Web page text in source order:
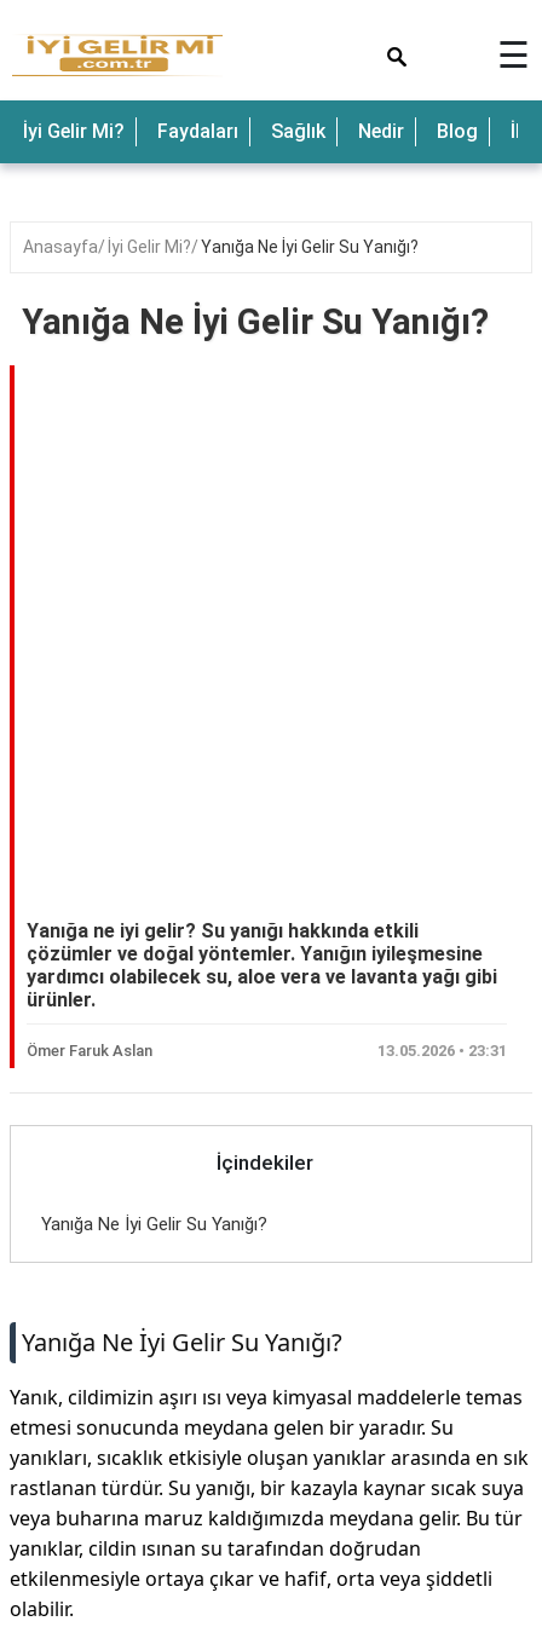
☰
İyi Gelir Mi? Faydaları Sağlık Nedir Blog
Anasayfa İyi Gelir Mi? Yanığa Ne İyi Gelir Su Yanığı?
Yanığa Ne İyi Gelir Su Yanığı?
Yanığa ne iyi gelir? Su yanığı hakkında etkili
çözümler ve doğal yöntemler. Yanığın iyileşmesine
yardımcı olabilecek su, aloe vera ve lavanta yağı gibi
ürünler.
Ömer Faruk Aslan 13.05.2026 • 23:31
İçindekiler
Yanığa Ne İyi Gelir Su Yanığı?
Yanığa Ne İyi Gelir Su Yanığı?
Yanık, cildimizin aşırı ısı veya kimyasal maddelerle temas
etmesi sonucunda meydana gelen bir yaradır. Su
yanıkları, sıcaklık etkisiyle oluşan yanıklar arasında en sık
rastlanan türdür. Su yanığı, bir kazayla kaynar sıcak suya
veya buharına maruz kaldığımızda meydana gelir. Bu tür
yanıklar, cildin ısınan su tarafından doğrudan
etkilenmesiyle ortaya çıkar ve hafif, orta veya şiddetli
olabilir.